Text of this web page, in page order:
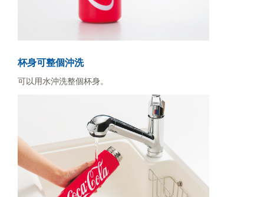
杯身可整個沖洗
可以用水沖洗整個杯身。